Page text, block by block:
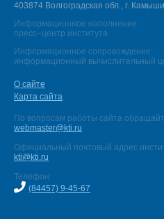
403874 Волгоградская обл., г.
Информационное наполнение:
пресс–центр института
Информационное сопровождение:
информационный вычислительный
О сайте
Карта сайта
По вопросам работы сайта
webmaster@kti.ru
Официальный почтовый адрес
kti@kti.ru
Телефон:
(84457) 9-45-67